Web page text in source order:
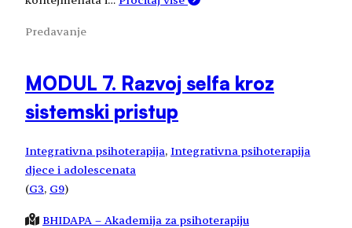
Predavanje
MODUL 7. Razvoj selfa kroz
sistemski pristup
Integrativna psihoterapija, Integrativna psihoterapija
djece i adolescenata
(G3, G9)
BHIDAPA – Akademija za psihoterapiju